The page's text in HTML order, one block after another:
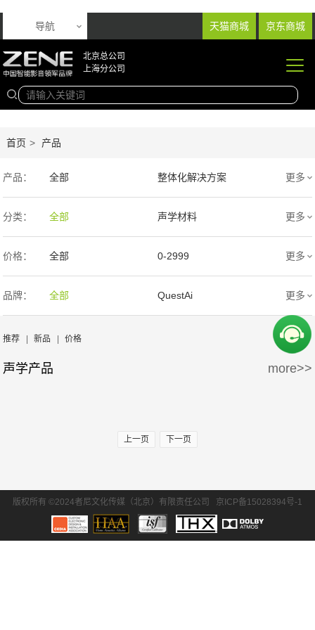
天猫商城 京东商城
导航
北京总公司
上海分公司
首页 > 产品
产品： 全部 整体化解决方案
音响产品 投影产品
专业扩声音箱 幕布产品
声学产品 智能产品
周边产品
更多
分类： 全部 声学材料 更多
价格： 全部 0-2999
3000-9999 1万-5万
5万-15万
30万-50万
更多
品牌： 全部 QuestAi 更多
推荐 | 新品 | 价格
声学产品 more>>
上一页 下一页
版权所有 ©2024者尼文化传媒（北京）有限责任公司 京ICP备15028394号-1